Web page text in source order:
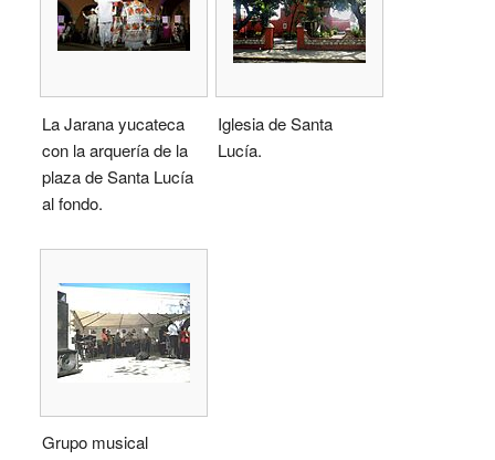
La Jarana yucateca
con la arquería de la
plaza de Santa Lucía
al fondo.
Iglesia de Santa
Lucía.
Grupo musical